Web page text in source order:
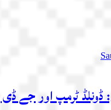
ٹرمپ اور جے